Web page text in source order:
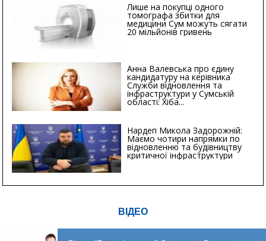
Лише на покупці одного
томографа збитки для
медицини Сум можуть сягати
20 мільйонів гривень
Анна Валевська про єдину
кандидатуру на керівника
Служби відновлення та
інфраструктури у Сумській
області: Хіба...
Нардеп Микола Задорожній:
Маємо чотири напрямки по
відновленню та будівництву
критичної інфраструктури
ВІДЕО